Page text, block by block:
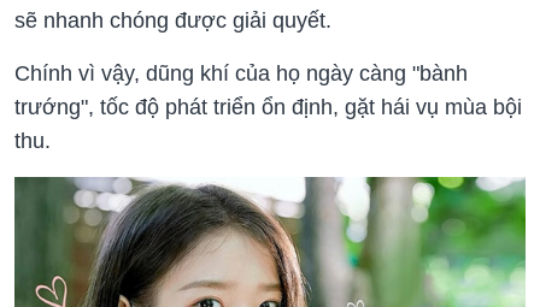
sẽ nhanh chóng được giải quyết.
Chính vì vậy, dũng khí của họ ngày càng "bành
trướng", tốc độ phát triển ổn định, gặt hái vụ mùa bội
thu.